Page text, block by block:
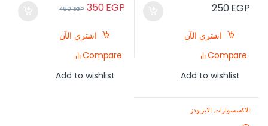
250EGP
اشتري الآن
Compare
Add to wishlist
350EGP
490EGP
اشتري الآن
Compare
Add to wishlist
الاكسسوارات, الايربودز